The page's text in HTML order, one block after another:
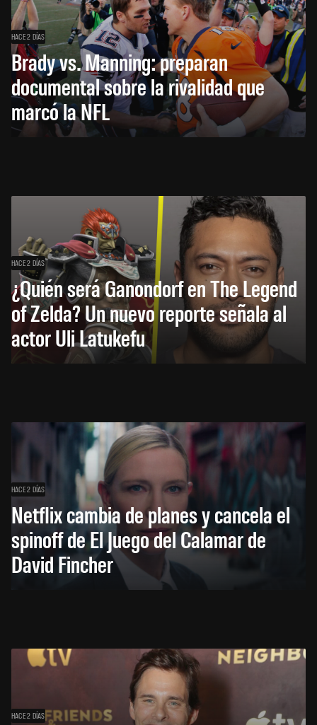
HACE 2 DÍAS
Brady vs. Manning: preparan
documental sobre la rivalidad que
marcó la NFL
HACE 2 DÍAS
¿Quién será Ganondorf en The Legend
of Zelda? Un nuevo reporte señala al
actor Uli Latukefu
HACE 2 DÍAS
Netflix cambia de planes y cancela el
spinoff de El Juego del Calamar de
David Fincher
HACE 2 DÍAS